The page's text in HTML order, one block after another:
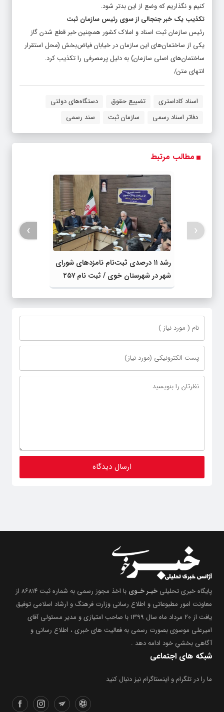
کنیم و نگذاریم که وضع از این بدتر شود.
تکذیب یک خبر جنجالی از سوی رئیس سازمان ثبت
رئیس سازمان ثبت اسناد و املاک کشور همچنین خبر قطع شدن گاز
یکی از ساختمان‌های این سازمان در خیابان فیاض‌بخش (محل استقرار
ساختمان‌های اصلی سازمان) به دلیل پرمصرفی را تکذیب کرد.
انتهای متن/
اسناد کاداستری تضییع حقوق
دستگاه‌های دولتی
دفاتر اسناد رسمی
سازمان ثبت سند رسمی
مطالب مرتبط
رشد ۱۱ درصدی ثبت‌نام نامزدهای شورای
شهر در شهرستان خوی / ثبت نام ۲۵۷
داوطلب برای هفتمین دوره انتخابات
شورای اسلامی شهر
‹
›
پایگاه خبری تحلیلی خبـر خـوی
با اخذ مجوز رسمی به شماره ثبت ۸۶۸۱۴ از
معاونت امور مطبوعاتی و اطلاع رسانی وزارت فرهنگ و ارشاد اسلامی توفیق
یافت از ۲۰ مرداد ماه سال ۱۳۹۹ با صاحب امتیازی و مدیر مسئولی آقای
امیرعلی موسوی بصورت رسمی به فعالیت های خبری ، اطلاع رسانی و
آگاهی بخشیِ خود ادامه دهد .
شبکه های اجتماعی
ما را در تلگرام و اینستاگرام نیز دنبال کنید